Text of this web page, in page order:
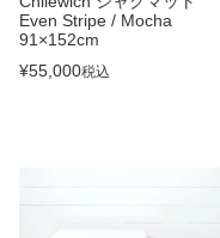
Even Stripe / Mocha
91×152cm
¥55,000税込